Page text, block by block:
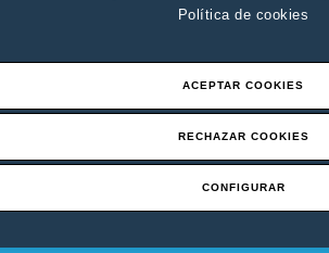
Política de cookies
ACEPTAR COOKIES
RECHAZAR COOKIES
CONFIGURAR
Aviso legal